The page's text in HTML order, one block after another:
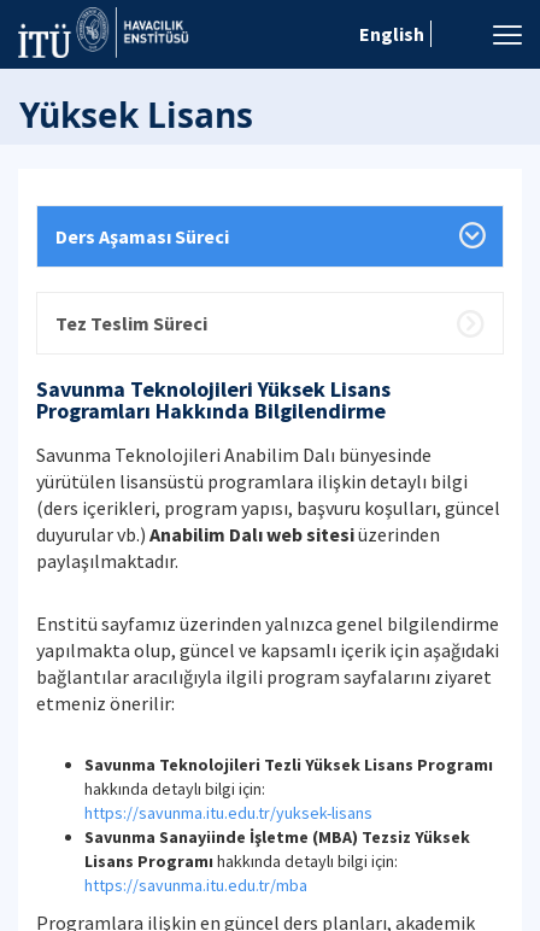
English
Yüksek Lisans
Ders Aşaması Süreci
Tez Teslim Süreci
Savunma Teknolojileri Yüksek Lisans
Programları Hakkında Bilgilendirme
Savunma Teknolojileri Anabilim Dalı bünyesinde
yürütülen lisansüstü programlara ilişkin detaylı bilgi
(ders içerikleri, program yapısı, başvuru koşulları, güncel
duyurular vb.) Anabilim Dalı web sitesiüzerinden
paylaşılmaktadır.
Enstitü sayfamız üzerinden yalnızca genel bilgilendirme
yapılmakta olup, güncel ve kapsamlı içerik için aşağıdaki
bağlantılar aracılığıyla ilgili program sayfalarını ziyaret
etmeniz önerilir:
Savunma Teknolojileri Tezli Yüksek Lisans Programı
hakkında detaylı bilgi için:
https://savunma.itu.edu.tr/yuksek-lisans
Savunma Sanayiinde İşletme (MBA) Tezsiz Yüksek
Lisans Programı hakkında detaylı bilgi için:
https://savunma.itu.edu.tr/mba
Programlara ilişkin en güncel ders planları, akademik